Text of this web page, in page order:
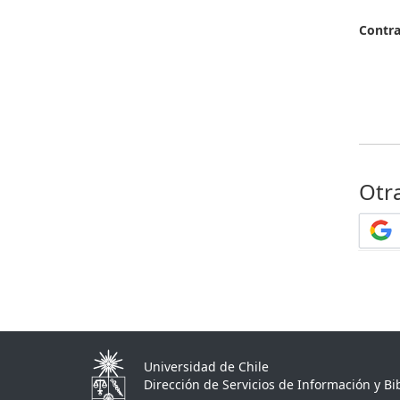
Universidad de Chile
Dirección de Servicios de Información y